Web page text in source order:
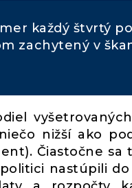
každý štvrtý
zachytený v
nižší ako
Čiastočne sa
nastúpili